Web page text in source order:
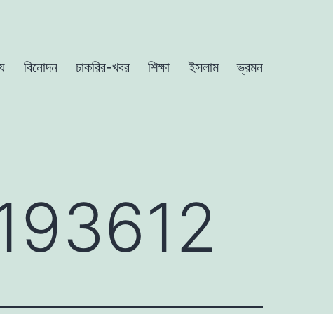
বিনোদন চাকরির-খবর শিক্ষা ইসলাম ভ্রমন